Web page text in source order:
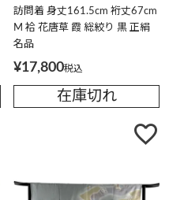
訪問着 身丈161.5cm 裄丈67cm
M 袷 花唐草 霞 総絞り 黒 正絹
名品
¥17,800税込
在庫切れ